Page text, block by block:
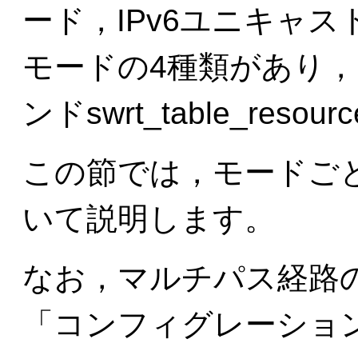
ード，IPv6ユニキャス
モードの4種類があり
ンド
この節では，モードご
いて説明します。
なお，マルチパス経路
「 コンフィグレーショ